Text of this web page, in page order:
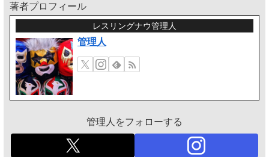
著者プロフィール
レスリングナウ管理人
管理人
管理人をフォローする